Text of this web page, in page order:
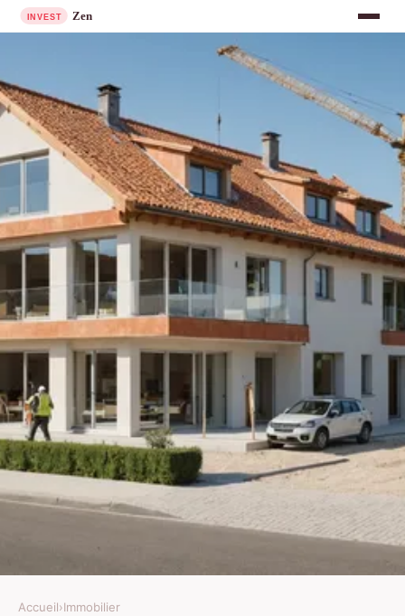
Accueil›Immobilier